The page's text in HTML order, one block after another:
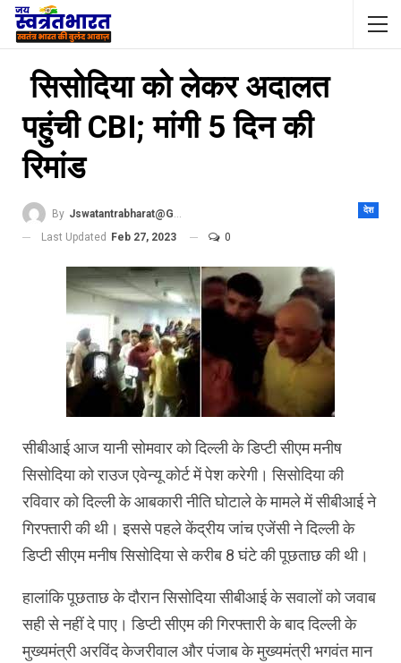
सिसोदिया को लेकर अदालत
पहुंची CBI; मांगी 5 दिन की
रिमांड
देश
By Jswatantrabharat@gmail.com
Last Updated Feb 27, 2023 0
सीबीआई आज यानी सोमवार को दिल्ली के डिप्टी सीएम मनीष
सिसोदिया को राउज एवेन्यू कोर्ट में पेश करेगी। सिसोदिया की
रविवार को दिल्ली के आबकारी नीति घोटाले के मामले में सीबीआई ने
गिरफ्तारी की थी। इससे पहले केंद्रीय जांच एजेंसी ने दिल्ली के
डिप्टी सीएम मनीष सिसोदिया से करीब 8 घंटे की पूछताछ की थी।
हालांकि पूछताछ के दौरान सिसोदिया सीबीआई के सवालों को जवाब
सही से नहीं दे पाए। डिप्टी सीएम की गिरफ्तारी के बाद दिल्ली के
मुख्यमंत्री अरविंद केजरीवाल और पंजाब के मुख्यमंत्री भगवंत मान